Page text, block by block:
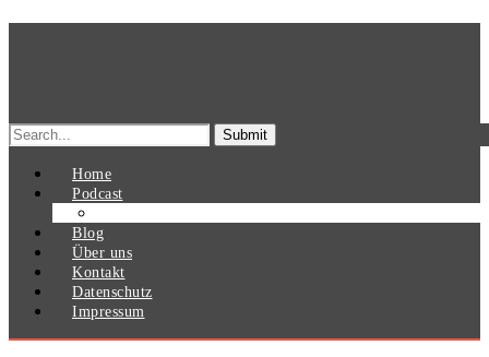
Search
for:
Home
Podcast
Blog
Über uns
Kontakt
Datenschutz
Impressum